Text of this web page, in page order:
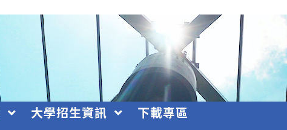
大學招生資訊 下載專區